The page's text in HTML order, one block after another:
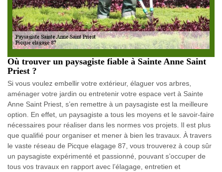
Où trouver un paysagiste fiable à Sainte Anne Saint
Priest ?
Si vous voulez embellir votre extérieur, élaguer vos arbres,
aménager votre jardin ou entretenir votre espace vert à Sainte
Anne Saint Priest, s’en remettre à un paysagiste est la meilleure
option. En effet, un paysagiste a tous les moyens et le savoir-faire
nécessaires pour réaliser dans les normes vos projets. Il est plus
que qualifié pour organiser et mener à bien les travaux. À travers
le vaste réseau de Picque elagage 87, vous trouverez à coup sûr
un paysagiste expérimenté et passionné, pouvant s’occuper de
tous vos travaux en rapport avec l’élagage, entretien et